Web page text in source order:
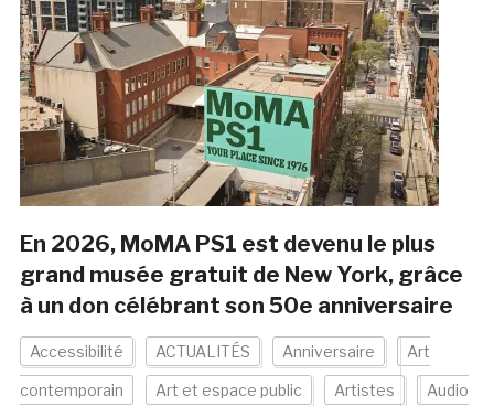
En 2026, MoMA PS1 est devenu le plus
grand musée gratuit de New York, grâce
à un don célébrant son 50e anniversaire
Accessibilité ACTUALITÉS Anniversaire Art
contemporain Art et espace public Artistes Audio